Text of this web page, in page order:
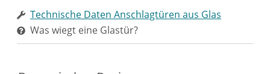
Technische Daten Anschlagtüren aus Glas
Was wiegt eine Glastür?